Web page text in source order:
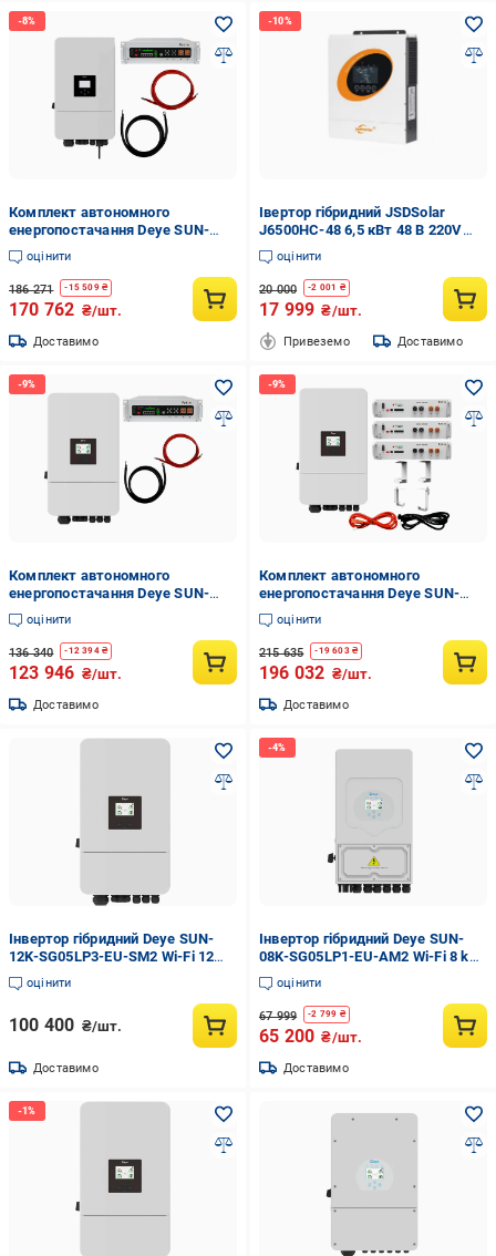
Комплект автономного
енергопостачання Deye SUN-
20K-SG05LP3-EU 20kW та Pytes
V5 5,12kWh White (31559850)
оцінити
186 271 -15 509₴
170 762 ₴/шт.
Доставимо
Івертор гібридний JSDSolar
J6500HC-48 6,5 кВт 48 В 220V
120 А MPPT 9000W (30686625)
оцінити
20 000 -2 001 ₴
17 999 ₴/шт.
Привеземо Доставимо
Комплект автономного
енергопостачання Deye SUN-
12K-SG05LP3-EU 12kW + Pytes
V5 5.12kWh White (31400139)
оцінити
136 340 -12 394₴
123 946 ₴/шт.
Доставимо
Комплект автономного
енергопостачання Deye SUN-
12K-SG05LP3-EU 12kW + Pytes E-
Box 48100R 15.36kWh White
(31400106)
оцінити
215 635 -19 603₴
196 032 ₴/шт.
Доставимо
Інвертор гібридний Deye SUN-
12K-SG05LP3-EU-SM2 Wi-Fi 12
kW 3 фази 2 MPPT LV
(2898241334)
оцінити
100 400 ₴/шт.
Доставимо
Інвертор гібридний Deye SUN-
08K-SG05LP1-EU-AM2 Wi-Fi 8 kW
1 фаза 2 MPPT LV (2898207170)
оцінити
67 999 -2 799 ₴
65 200 ₴/шт.
Доставимо